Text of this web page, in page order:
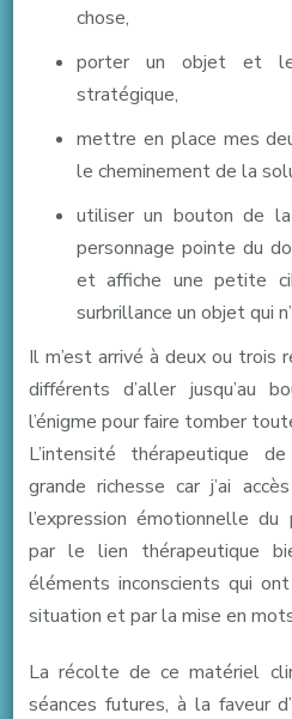
chose,
porter un objet et
stratégique,
mettre en place mes
le cheminement de la
utiliser un bouton de
personnage pointe du
et affiche une petite
surbrillance un objet qui
Il m’est arrivé à deux ou trois
différents d’aller jusqu’au
l’énigme pour faire tomber
L’intensité thérapeutique
grande richesse car j’ai
l’expression émotionnelle
par le lien thérapeutique
éléments inconscients qui
situation et par la mise en
La récolte de ce matériel
séances futures, à la faveur